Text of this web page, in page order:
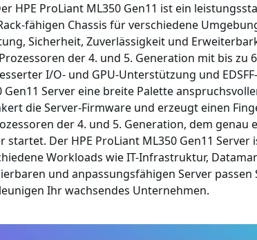
HPE ProLiant ML350 Gen11 ist ein
fähigen Chassis für verschiedene
Sicherheit, Zuverlässigkeit und
Prozessoren der 4. und 5. Generation mit bis zu
I/O- und GPU-Unterstützung und
Server eine breite Palette
die Server-Firmware und erzeugt einen
der 4. und 5. Generation, dem genau
Der HPE ProLiant ML350 Gen11 Server
Workloads wie IT-Infrastruktur,
und anpassungsfähigen Server passen
Ihr wachsendes Unternehmen.